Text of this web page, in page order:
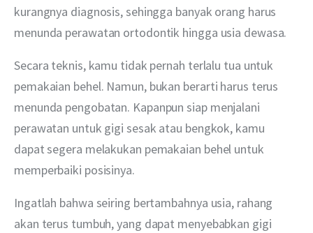
kurangnya diagnosis, sehingga banyak orang harus
menunda perawatan ortodontik hingga usia dewasa.
Secara teknis, kamu tidak pernah terlalu tua untuk
pemakaian behel. Namun, bukan berarti harus terus
menunda pengobatan. Kapanpun siap menjalani
perawatan untuk gigi sesak atau bengkok, kamu
dapat segera melakukan pemakaian behel untuk
memperbaiki posisinya.
Ingatlah bahwa seiring bertambahnya usia, rahang
akan terus tumbuh, yang dapat menyebabkan gigi